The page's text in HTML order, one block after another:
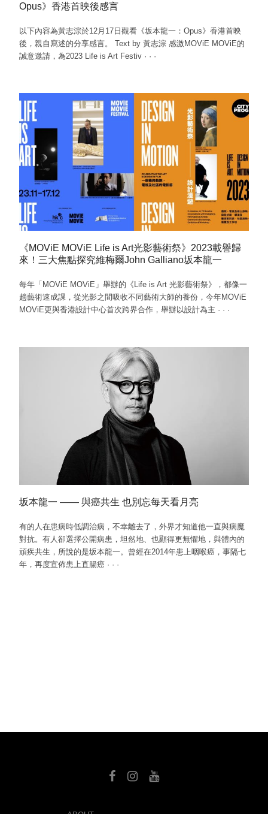
Opus》香港首映後感言
以下內容為黃志淙於12月17日觀看《坂本龍一：Opus》香港首映
後，親自寫述的分享感言。 Text by 黃志淙 感激MOViE MOViE的
誠意邀請，為2023 Life is Art Festiv · · ·
《MOViE MOViE Life is Art光影藝術祭》2023載譽歸
來！三大焦點探究維梅爾John Galliano坂本龍一
每年「MOViE MOViE」舉辦的《Life is Art 光影藝術祭》，都像一
趟藝術速成課，從光影之間吸收不同藝術大師的養份，今年MOViE
MOViE更與香港設計中心首次跨界合作，舉辦以設計為主 · · ·
坂本龍一 —— 與癌共生 也別忘每天看月亮
有的人在患病時低調治病，不幸離去了，外界才知道他一直與病魔
對抗。有人卻選擇公開病患，坦然地、也顯得更無懼地，與體內的
頑疾共生，所說的是坂本龍一。曾經在2014年患上咽喉癌，事隔七
年，再度宣佈患上直腸癌 · · ·